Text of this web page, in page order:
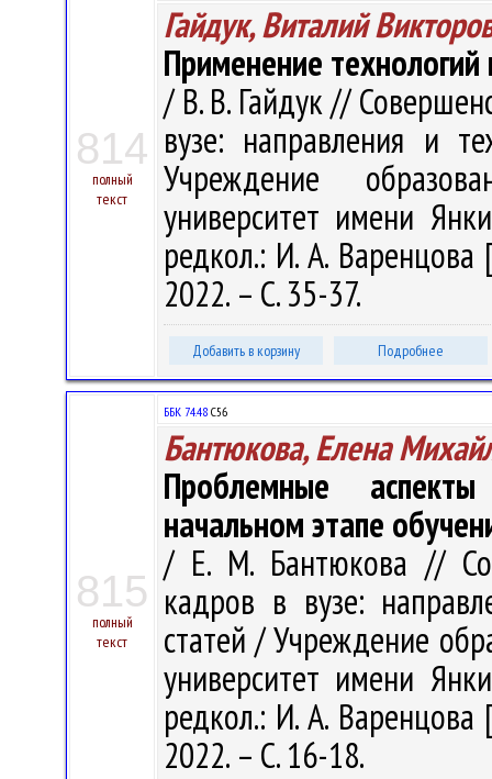
814
полный
текст
Гайдук, Виталий
Применение
/ В. В. Гайдук //
вузе: направления и
Учреждение
университет имени
редкол.: И. А.
2022. – С. 35-37.
Добавить в корзину Подробнее
815
полный
текст
ББК 74.48 С56
Бантюкова, Елена
Проблемные
начальном этапе
/ Е. М. Бантюкова //
кадров в вузе:
статей / Учреждение
университет имени
редкол.: И. А.
2022. – С. 16-18.